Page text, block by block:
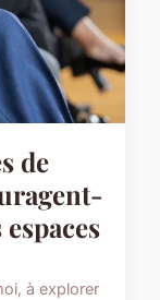
de
à explorer